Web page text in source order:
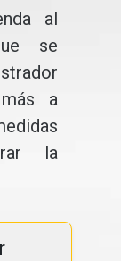
al
se
a
la